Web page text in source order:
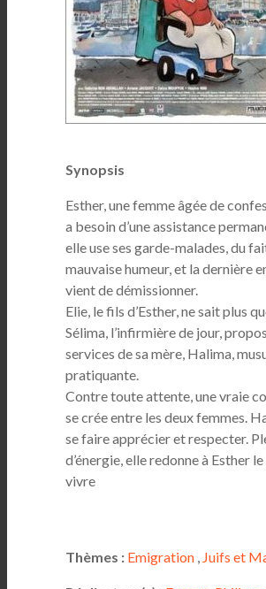
Synopsis
Esther, une femme âgée de
a besoin d’une assistance
elle use ses garde-malades, du
mauvaise humeur, et la dernière
vient de démissionner.
Elie, le fils d’Esther, ne sait plus
Sélima, l’infirmière de jour,
services de sa mère, Halima,
pratiquante.
Contre toute attente, une vraie
se crée entre les deux femmes.
se faire apprécier et respecter.
d’énergie, elle redonne à Esther
vivre
Thèmes : Emigration , Juifs et